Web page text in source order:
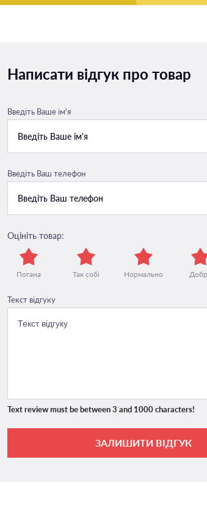
Написати відгук про товар
Введіть Ваше ім'я
Введіть Ваш телефон
Оцініть товар:
Погана Так собі Нормально
Текст відгуку
Text review must be between 3 and 1000 characters!
ЗАЛИШИТИ ВІДГУК